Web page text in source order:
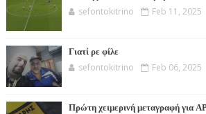
sefontokitrino Feb 11, 2025
Γιατί ρε φίλε
sefontokitrino Feb 06, 2025
Πρώτη χειμερινή μεταγραφή για